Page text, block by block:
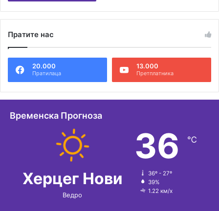
Пратите нас
20.000
Пратилаца
13.000
Претплатника
Временска Прогноза
Херцег Нови
Ведро
36 ℃
36º - 27º
39%
1.22 км/х